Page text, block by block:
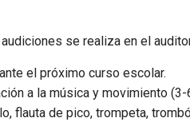
se realiza en el
el próximo curso escolar.
a la música y movimiento
flauta de pico, trompeta,